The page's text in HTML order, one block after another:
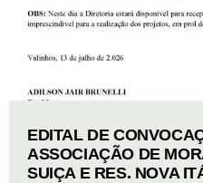
EDITAL DE
ASSOCIAÇÃO DE
SUIÇA E RES. NOVA